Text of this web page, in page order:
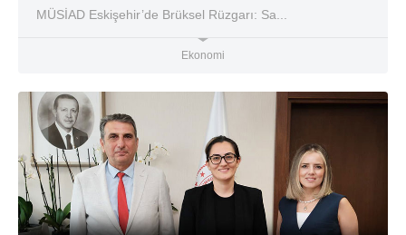
MÜSİAD Eskişehir’de Brüksel Rüzgarı: Sa...
Ekonomi